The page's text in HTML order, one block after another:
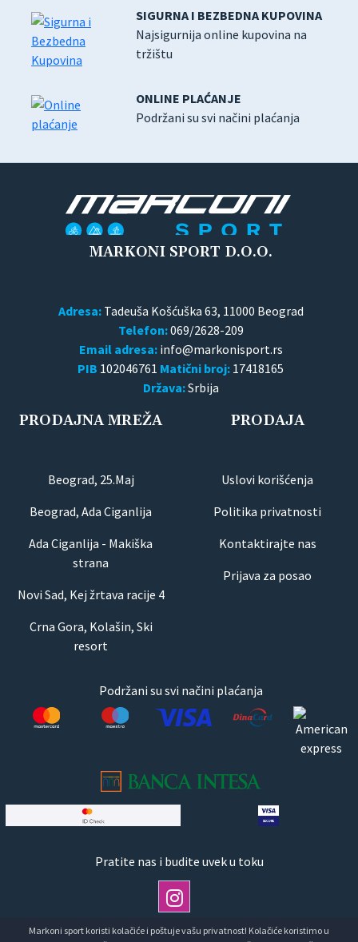
SIGURNA I BEZBEDNA KUPOVINA
Najsigurnija online kupovina na
tržištu
ONLINE PLAĆANJE
Podržani su svi načini plaćanja
MARKONI SPORT D.O.O.
Adresa:Tadeuša Košćuška 63, 11000 Beograd
Telefon:069/2628-209
Email adresa:
PIB 102046761 Matični broj: 17418165
Država:Srbija
PRODAJNA MREŽA
Beograd, 25.Maj
Beograd, Ada Ciganlija
Ada Ciganlija - Makiška
strana
Novi Sad, Kej žrtava racije 4
Crna Gora, Kolašin, Ski
resort
PRODAJA
Uslovi korišćenja
Politika privatnosti
Kontaktirajte nas
Prijava za posao
Podržani su svi načini plaćanja
Pratite nas i budite uvek u toku
Markoni sport koristi kolačiće i poštuje vašu privatnost! Kolačiće koristimo u